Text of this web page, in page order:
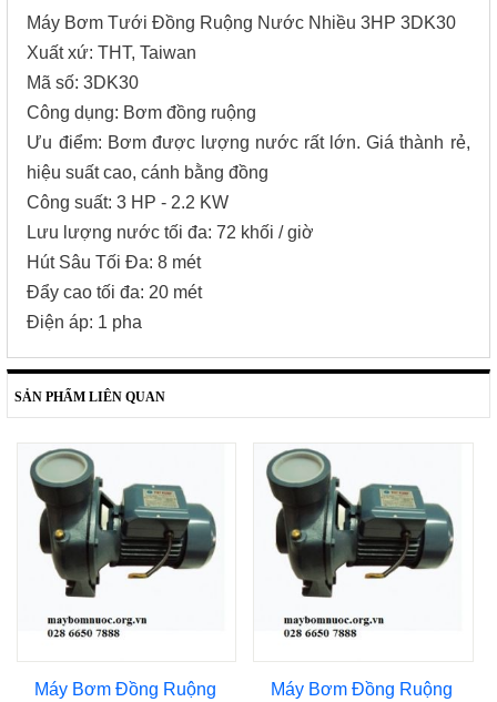
Máy Bơm Tưới Đồng Ruộng Nước Nhiều 3HP 3DK30
Xuất xứ: THT, Taiwan
Mã số: 3DK30
Công dụng: Bơm đồng ruộng
Ưu điểm: Bơm được lượng nước rất lớn. Giá thành rẻ,
hiệu suất cao, cánh bằng đồng
Công suất: 3 HP - 2.2 KW
Lưu lượng nước tối đa: 72 khối / giờ
Hút Sâu Tối Đa: 8 mét
Đẩy cao tối đa: 20 mét
Điện áp: 1 pha
SẢN PHẨM LIÊN QUAN
Máy Bơm Đồng Ruộng
Máy Bơm Đồng Ruộng